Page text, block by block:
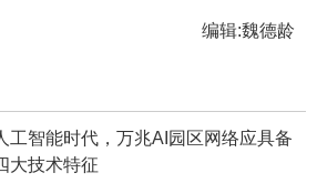
编辑:魏德龄
工智能时代，万兆AI园区网络应具备
大技术特征